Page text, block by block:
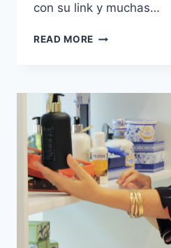
con su link y muchas…
READ MORE 12
REGALOS
ESPECIALES
PARA
MAMÁ